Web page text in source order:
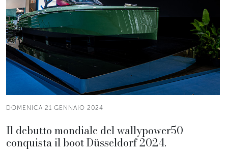
DOMENICA 21 GENNAIO 2024
Il debutto mondiale del wallypower50
conquista il boot Düsseldorf 2024.